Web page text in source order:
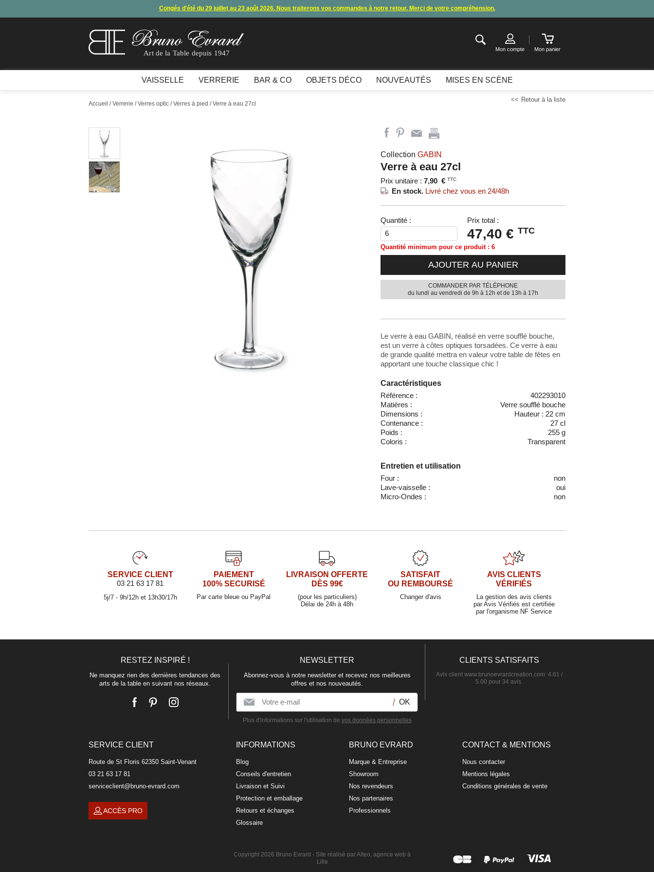
Congés d'été du 29 juillet au 23 août 2026. Nous traiterons vos commandes à notre retour. Merci de votre compréhension.
En raison d'un souci technique, le mode de règlement par carte bancaire et paypal ne fonctionnent plus , merci de nous contacter ou attendre notre appel pour les consignes.
Art de la Table depuis 1947 Mon compte Mon panier
VAISSELLE VERRERIE BAR & CO OBJETS DÉCO NOUVEAUTÉS MISES EN SCÈNE
Accueil /Verrerie /Verres optic /Verres à pied / Verre à eau 27cl
Retour à la liste
Collection GABIN
Verre à eau 27cl
Prix unitaire : 7,90 € TTC
En stock. Livré chez vous en 24/48h
Quantité : Prix total :
47,40 € TTC
Quantité minimum pour ce produit : 6
AJOUTER AU PANIER
COMMANDER PAR TÉLÉPHONE
du lundi au vendredi de 9h à 12h et de 13h à 17h
Le verre à eau GABIN, réalisé en verre soufflé bouche,
est un verre à côtes optiques torsadées. Ce verre à eau
de grande qualité mettra en valeur votre table de fêtes en
apportant une touche classique chic !
Caractéristiques
Référence :
402293010
Matières :
Verre soufflé bouche
Dimensions :
Hauteur : 22 cm
Contenance :
27 cl
Poids :
255 g
Coloris :
Transparent
Entretien et utilisation
Four :
non
Lave-vaisselle :
oui
Micro-Ondes :
non
SERVICE CLIENT
03 21 63 17 81
5j/7 - 9h/12h et 13h30/17h
PAIEMENT
100% SECURISÉ
Par carte bleue ou PayPal
LIVRAISON OFFERTE
DÈS 99€
(pour les particuliers)
Délai de 24h à 48h
SATISFAIT
OU REMBOURSÉ
Changer d'avis
AVIS CLIENTS
VÉRIFIÉS
La gestion des avis clients
par Avis Vérifiés est certifiée
par l'organisme NF Service
RESTEZ INSPIRÉ !
Ne manquez rien des dernières tendances des
arts de la table en suivant nos réseaux.
NEWSLETTER
Abonnez-vous à notre newsletter et recevez nos meilleures
offres et nos nouveautés.
Plus d'informations sur l'utilisation de vos données personnelles
CLIENTS SATISFAITS
Avis client www.brunoevrardcreation.com: 4.61 /
5.00 pour 34 avis.
SERVICE CLIENT
Route de St Floris 62350 Saint-Venant
03 21 63 17 81
serviceclient@bruno-evrard.com
ACCÈS PRO
INFORMATIONS
Blog
Conseils d'entretien
Livraison et Suivi
Protection et emballage
Retours et échanges
Glossaire
BRUNO EVRARD
Marque & Entreprise
Showroom
Nos revendeurs
Nos partenaires
Professionnels
CONTACT & MENTIONS
Nous contacter
Mentions légales
Conditions générales de vente
Copyright 2026 Bruno Evrard - Site réalisé par Alteo, agence web à
Lille